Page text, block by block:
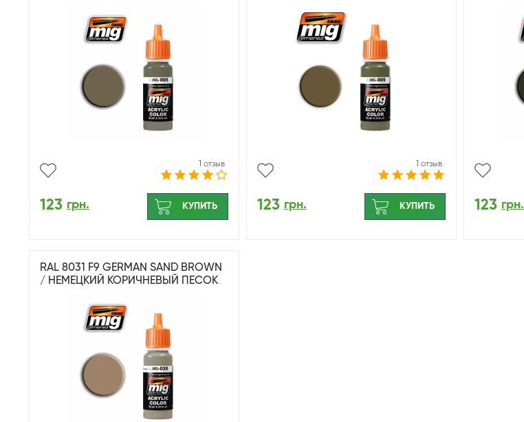
1 отзыв
123 грн. КУПИТЬ
1 отзыв
123 грн. КУПИТЬ 123 грн.
RAL 8031 F9 GERMAN SAND BROWN
/ НЕМЕЦКИЙ КОРИЧНЕВЫЙ ПЕСОК